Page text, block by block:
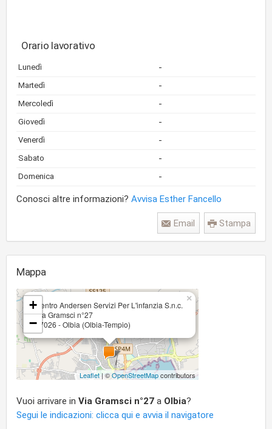
Orario lavorativo
Lunedì -
Martedì -
Mercoledì -
Giovedì -
Venerdì -
Sabato -
Domenica -
Conosci altre informazioni? Avvisa Esther Fancello
Stampa
Email
Mappa
Centro Andersen Servizi Per L'infanzia S.n.c.
Via Gramsci n°27
07026 - Olbia (Olbia-Tempio)
×
+
−
Leaflet| ©OpenStreetMapcontributors
Vuoi arrivare in Via Gramsci n°27 a Olbia?
Segui le indicazioni: clicca qui e avvia il navigatore